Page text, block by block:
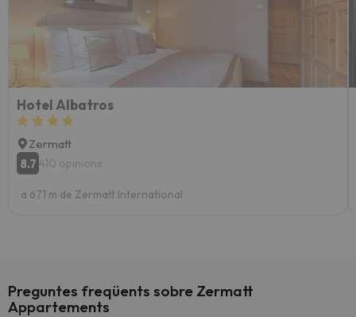
Hotel Albatros
Zermatt
8.7 410 opinions
a 671 m de Zermatt International
Preguntes freqüents sobre Zermatt
Appartements